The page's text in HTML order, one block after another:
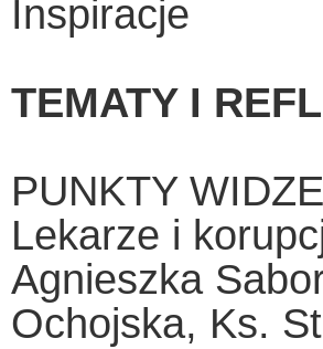
Inspiracje
TEMATY I
PUNKTY
Lekarze i
Agnieszka
Ochojska, Ks.